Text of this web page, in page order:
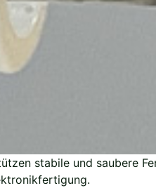
stabile und saubere